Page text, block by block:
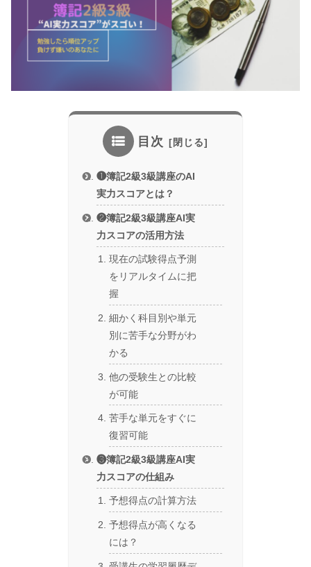
目次
❶簿記2級3級講座のAI
実力スコアとは？
❷簿記2級3級講座AI実
力スコアの活用方法
現在の試験得点予測
をリアルタイムに把
握
細かく科目別や単元
別に苦手な分野がわ
かる
他の受験生との比較
が可能
苦手な単元をすぐに
復習可能
❸簿記2級3級講座AI実
力スコアの仕組み
予想得点の計算方法
予想得点が高くなる
には？